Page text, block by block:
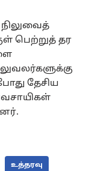
பெற்றுத் தர
தேசிய
உத்தரவு